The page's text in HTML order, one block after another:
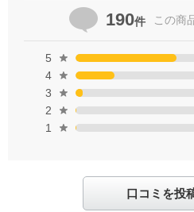
190件 この商
5
4
3
2
1
口コミを投